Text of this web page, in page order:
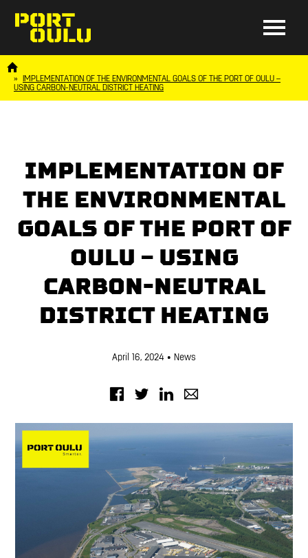
IMPLEMENTATION OF THE ENVIRONMENTAL GOALS OF THE PORT OF OULU –
USING CARBON-NEUTRAL DISTRICT HEATING
IMPLEMENTATION OF
THE ENVIRONMENTAL
GOALS OF THE PORT OF
OULU – USING
CARBON-NEUTRAL
DISTRICT HEATING
April 16, 2024 • News